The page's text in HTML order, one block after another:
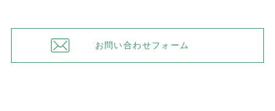
お問い合わせフォーム